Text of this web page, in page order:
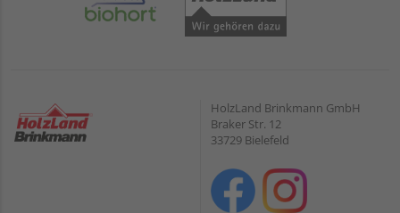
HolzLand Brinkmann GmbH
Braker Str. 12
33729 Bielefeld